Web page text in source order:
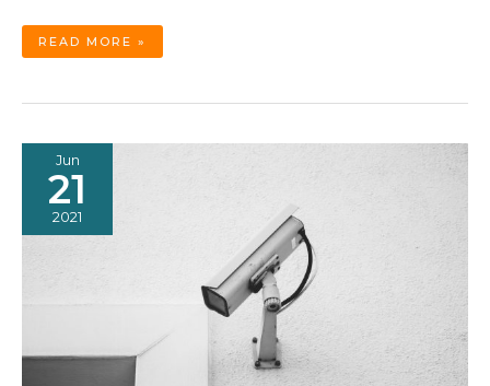
UNESCO
PROPONE
LÍMITES
INTELIGENCIA
READ MORE »
Jun
21
2021